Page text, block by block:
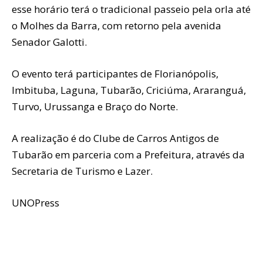
esse horário terá o tradicional passeio pela orla até
o Molhes da Barra, com retorno pela avenida
Senador Galotti.
O evento terá participantes de Florianópolis,
Imbituba, Laguna, Tubarão, Criciúma, Araranguá,
Turvo, Urussanga e Braço do Norte.
A realização é do Clube de Carros Antigos de
Tubarão em parceria com a Prefeitura, através da
Secretaria de Turismo e Lazer.
UNOPress